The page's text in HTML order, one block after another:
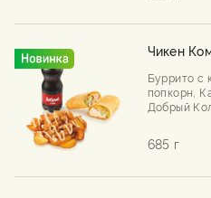
Чикен
Буррито с
попкорн,
Добрый
685 г